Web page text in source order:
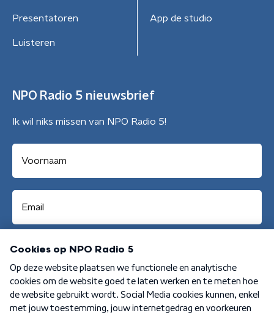
Presentatoren
Luisteren
App de studio
NPO Radio 5 nieuwsbrief
Ik wil niks missen van NPO Radio 5!
Aanmelden
Algemene voorwaarden